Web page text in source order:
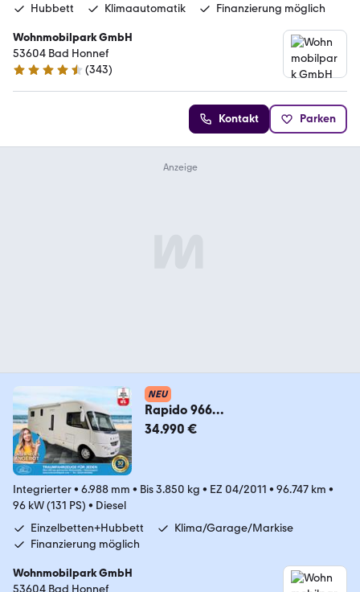
Hubbett
Klimaautomatik Finanzierung möglich
Wohnmobilpark GmbH
53604 Bad Honnef
4.3 Sterne
(343)
Kontakt Parken
NEU
Rapido 966
F/2.Hand/Einzelbetten/Garage/Kl
34.990 €
Integrierter• 6.988 mm • Bis 3.850 kg • EZ 04/2011 • 96.747 km •
96 kW (131 PS) • Diesel
Einzelbetten+Hubbett
Klima/Garage/Markise
Finanzierung möglich
Wohnmobilpark GmbH
53604 Bad Honnef